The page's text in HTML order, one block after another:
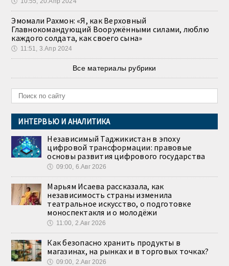
Эмомали Рахмон: «Я, как Верховный
Главнокомандующий Вооружёнными силами, люблю
каждого солдата, как своего сына»
🕔 11:51, 3.Апр 2024
Все материалы рубрики
ИНТЕРВЬЮ И АНАЛИТИКА
Независимый Таджикистан в эпоху
цифровой трансформации: правовые
основы развития цифрового государства
🕔 09:00, 6.Авг 2026
Марьям Исаева рассказала, как
независимость страны изменила
театральное искусство, о подготовке
моноспектакля и о молодёжи
🕔 11:00, 2.Авг 2026
Как безопасно хранить продукты в
магазинах, на рынках и в торговых точках?
🕔 09:00, 2.Авг 2026